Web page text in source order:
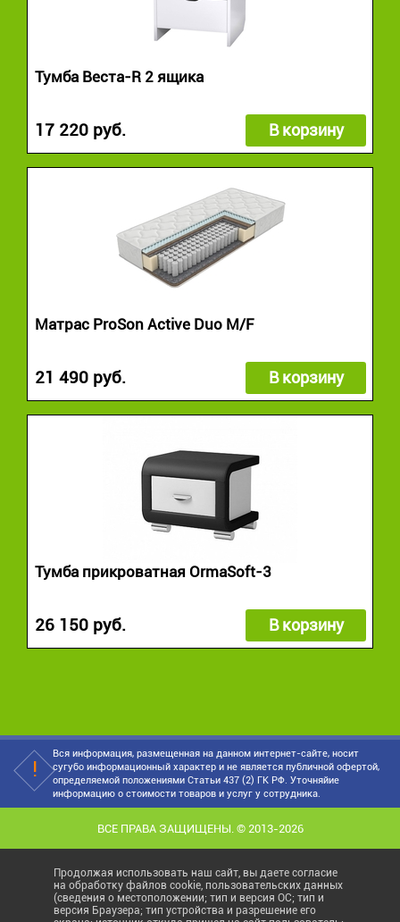
Тумба Веста-R 2 ящика
17 220 руб. В корзину
Матрас ProSon Active Duo M/F
21 490 руб. В корзину
Тумба прикроватная OrmaSoft-3
26 150 руб. В корзину
Вся информация, размещенная на данном интернет-сайте, носит
сугубо информационный характер и не является публичной офертой,
определяемой положениями Статьи 437 (2) ГК РФ. Уточняйие
информацию о стоимости товаров и услуг у сотрудника.
ВСЕ ПРАВА ЗАЩИЩЕНЫ. © 2013-2026
Продолжая использовать наш сайт, вы даете согласие
на обработку файлов cookie, пользовательских данных
(сведения о местоположении; тип и версия ОС; тип и
версия Браузера; тип устройства и разрешение его